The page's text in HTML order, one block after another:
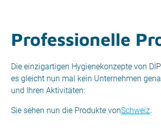
Professionelle
Die einzigartigen Hygienekonzepte von
es gleicht nun mal kein Unternehmen
und Ihren Aktivitäten:
Sie sehen nun die Produkte vonSchweiz.